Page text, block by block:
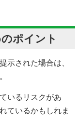
ポイント
示された場合は、
いるリスクがあ
ているかもしれま